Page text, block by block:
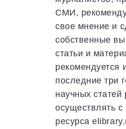
СМИ,
свое мнение и
собственные
статьи и
рекомендуется
последние три
научных статей
осуществлять
ресурса